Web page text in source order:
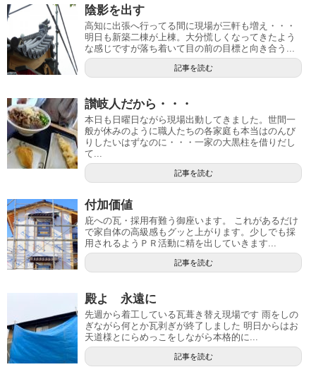
陰影を出す
高知に出張へ行ってる間に現場が三軒も増え・・・
明日も新築二棟が上棟。大分慌しくなってきたよう
な感じですが落ち着いて目の前の目標と向き合う...
記事を読む
讃岐人だから・・・
本日も日曜日ながら現場出動してきました。世間一
般が休みのように職人たちの各家庭も本当はのんび
りしたいはずなのに・・・一家の大黒柱を借りだし
て...
記事を読む
付加価値
庇への瓦・採用有難う御座います。 これがあるだけ
で家自体の高級感もグッと上がります。少しでも採
用されるようＰＲ活動に精を出していきます...
記事を読む
殿よ 永遠に
先週から着工している瓦葺き替え現場です 雨をしの
ぎながら何とか瓦剥ぎが終了しました 明日からはお
天道様とにらめっこをしながら本格的に...
記事を読む